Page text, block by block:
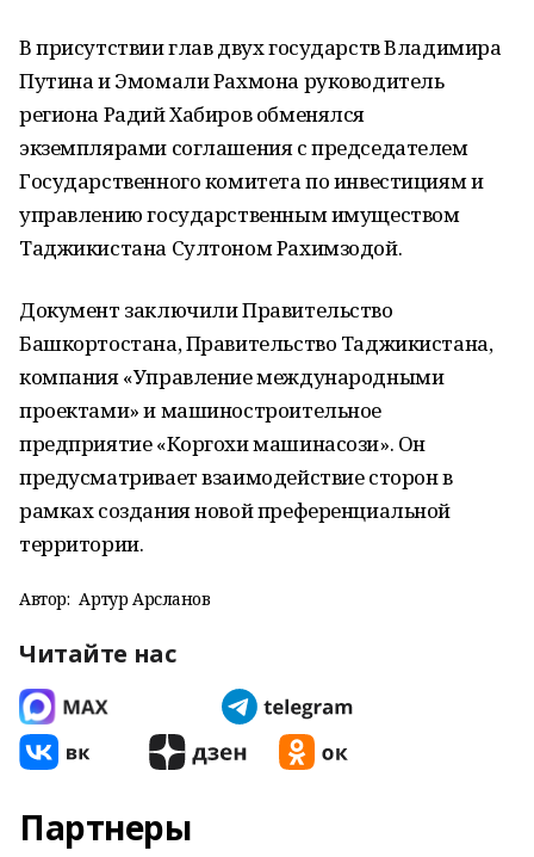
В присутствии глав двух государств Владимира
Путина и Эмомали Рахмона руководитель
региона Радий Хабиров обменялся
экземплярами соглашения с председателем
Государственного комитета по инвестициям и
управлению государственным имуществом
Таджикистана Султоном Рахимзодой.
Документ заключили Правительство
Башкортостана, Правительство Таджикистана,
компания «Управление международными
проектами» и машиностроительное
предприятие «Коргохи машинасози». Он
предусматривает взаимодействие сторон в
рамках создания новой преференциальной
территории.
Автор: Артур Арсланов
Читайте нас
Партнеры